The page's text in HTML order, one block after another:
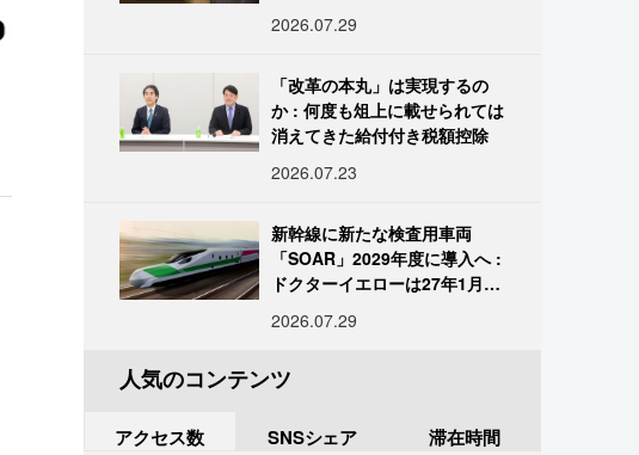
2026.07.29
「改革の本丸」は実現するの
か : 何度も俎上に載せられては
消えてきた給付付き税額控除
2026.07.23
新幹線に新たな検査用車両
「SOAR」2029年度に導入へ :
ドクターイエローは27年1月に
2026.07.29
人気のコンテンツ
アクセス数 SNSシェア 滞在時間